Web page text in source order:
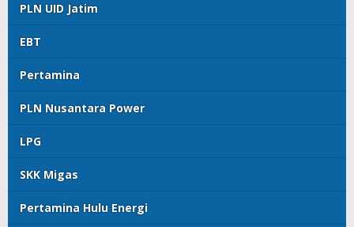
PLN UID Jatim
EBT
Pertamina
PLN Nusantara Power
LPG
SKK Migas
Pertamina Hulu Energi